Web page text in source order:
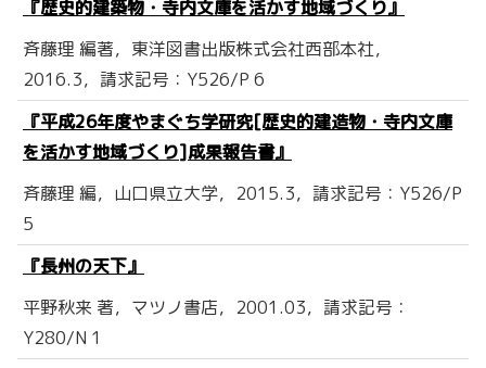
『歴史的建築物・寺内文庫を活かす地域づくり』
斉藤理 編著，東洋図書出版株式会社西部本社，
2016.3，請求記号：Y526/P 6
『平成26年度やまぐち学研究[歴史的建造物・寺内文庫
を活かす地域づくり]成果報告書』
斉藤理 編，山口県立大学，2015.3，請求記号：Y526/P
5
『長州の天下』
平野秋来 著，マツノ書店，2001.03，請求記号：
Y280/N 1